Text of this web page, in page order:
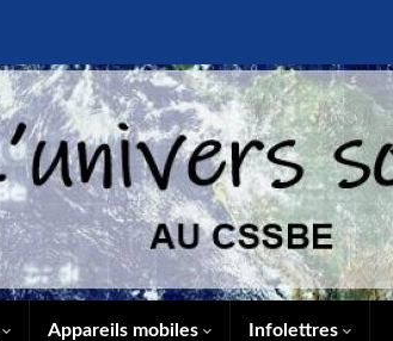
Appareils mobiles Infolettres